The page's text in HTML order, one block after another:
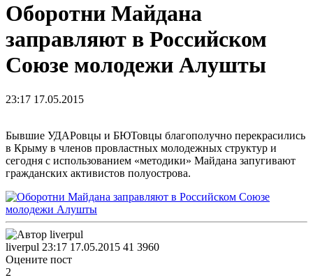
Оборотни Майдана
заправляют в Российском
Союзе молодежи Алушты
23:17 17.05.2015
Бывшие УДАРовцы и БЮТовцы благополучно перекрасились
в Крыму в членов провластных молодежных структур и
сегодня с использованием «методики» Майдана запугивают
гражданских активистов полуострова.
liverpul 23:17 17.05.2015 41 3960
Оцените пост
2